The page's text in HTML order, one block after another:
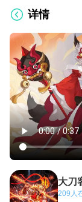
详情
大刀
209人